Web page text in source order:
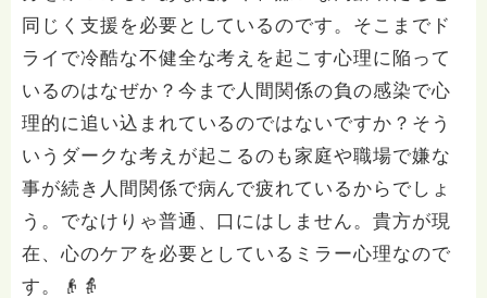
同じく支援を必要としているのです。そこまでド
ライで冷酷な不健全な考えを起こす心理に陥って
いるのはなぜか？今まで人間関係の負の感染で心
理的に追い込まれているのではないですか？そう
いうダークな考えが起こるのも家庭や職場で嫌な
事が続き人間関係で病んで疲れているからでしょ
う。でなけりゃ普通、口にはしません。貴方が現
在、心のケアを必要としているミラー心理なので
す。👴👵